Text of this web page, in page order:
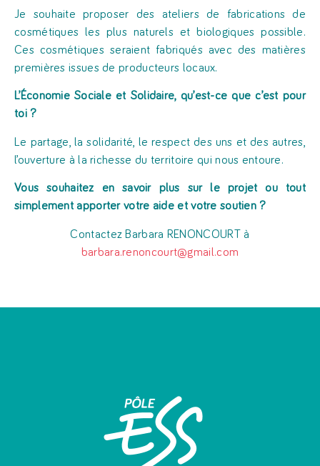
Je souhaite proposer des ateliers de fabrications de
cosmétiques les plus naturels et biologiques possible.
Ces cosmétiques seraient fabriqués avec des matières
premières issues de producteurs locaux.
L’Économie Sociale et Solidaire, qu’est-ce que c’est pour
toi ?
Le partage, la solidarité, le respect des uns et des autres,
l’ouverture à la richesse du territoire qui nous entoure.
Vous souhaitez en savoir plus sur le projet ou tout
simplement apporter votre aide et votre soutien ?
Contactez Barbara RENONCOURT à
barbara.renoncourt@gmail.com